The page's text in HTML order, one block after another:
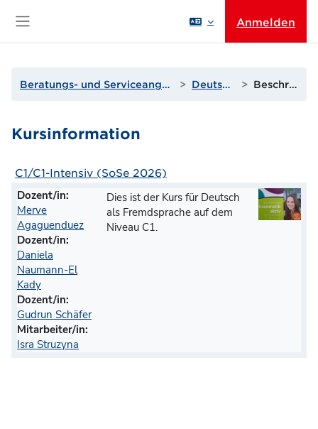
Anmelden
Beratungs- und Serviceangebote der THGA Deutschkurse Beschreibung
Kursinformation
C1/C1-Intensiv (SoSe 2026)
Dies ist der Kurs für Deutsch
als Fremdsprache auf dem
Niveau C1.
Dozent/in:
Merve
Agaguenduez
Dozent/in:
Daniela
Naumann-El
Kady
Dozent/in:
Gudrun Schäfer
Mitarbeiter/in:
Isra Struzyna